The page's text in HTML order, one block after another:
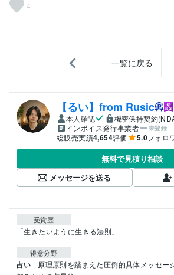
4
一覧に戻る
【るい】from Rusic
本人確認
機密保持契約
インボイス発行事業者
未登録
総販売実績4,654評価 5.0フォロ
無料で見積り相談
メッセージを送る
受賞歴
「生きたいように生きる法則」
得意分野
占い 原理原則を踏まえた圧倒的具体メッセー